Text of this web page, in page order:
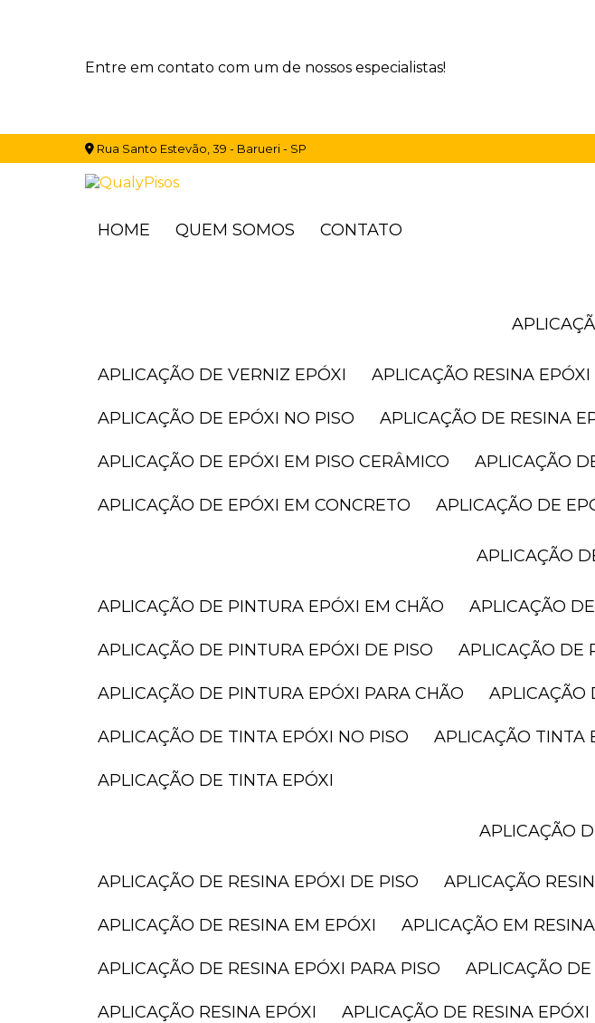
Entre em contato com um de nossos especialistas!
Rua Santo Estevão, 39 - Barueri - SP
HOME QUEM SOMOS CONTATO
APLICAÇÃO DE VERNIZ EPÓXI APLICAÇÃO RESINA
APLICAÇÃO DE EPÓXI NO PISO APLICAÇÃO DE RESINA
APLICAÇÃO DE EPÓXI EM PISO CERÂMICO APLICAÇÃO
APLICAÇÃO DE EPÓXI EM CONCRETO APLICAÇÃO DE
APLICAÇÃO
APLICAÇÃO DE PINTURA EPÓXI EM CHÃO APLICAÇÃO
APLICAÇÃO DE PINTURA EPÓXI DE PISO APLICAÇÃO
APLICAÇÃO DE PINTURA EPÓXI PARA CHÃO
APLICAÇÃO DE TINTA EPÓXI NO PISO APLICAÇÃO
APLICAÇÃO DE TINTA EPÓXI
APLICAÇÃO
APLICAÇÃO DE RESINA EPÓXI DE PISO APLICAÇÃO
APLICAÇÃO DE RESINA EM EPÓXI APLICAÇÃO EM
APLICAÇÃO DE RESINA EPÓXI PARA PISO APLICAÇÃO
APLICAÇÃO RESINA EPÓXI APLICAÇÃO DE RESINA EPÓXI